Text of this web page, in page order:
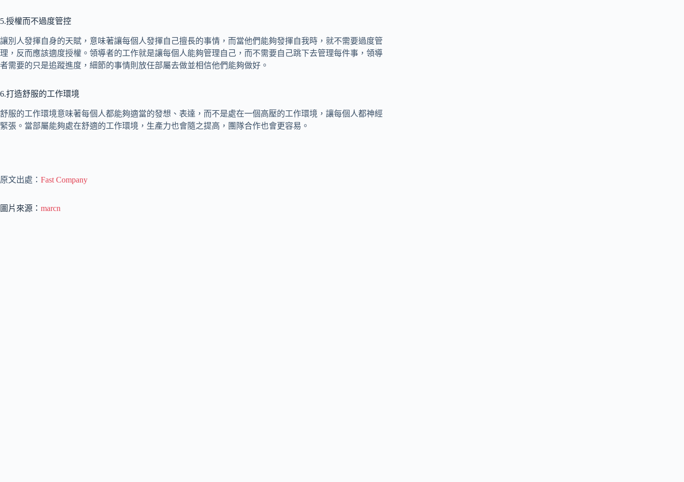
5.授權而不過度管控
讓別人發揮自身的天賦，意味著讓每個人發揮自己擅長的事情，而當他們能夠發揮自我時，就不需要過度管
理，反而應該適度授權。領導者的工作就是讓每個人能夠管理自己，而不需要自己跳下去管理每件事，領導
者需要的只是追蹤進度，細節的事情則放任部屬去做並相信他們能夠做好。
6.打造舒服的工作環境
舒服的工作環境意味著每個人都能夠適當的發想、表達，而不是處在一個高壓的工作環境，讓每個人都神經
緊張。當部屬能夠處在舒適的工作環境，生產力也會隨之提高，團隊合作也會更容易。
原文出處： Fast Company
圖片來源： marcn